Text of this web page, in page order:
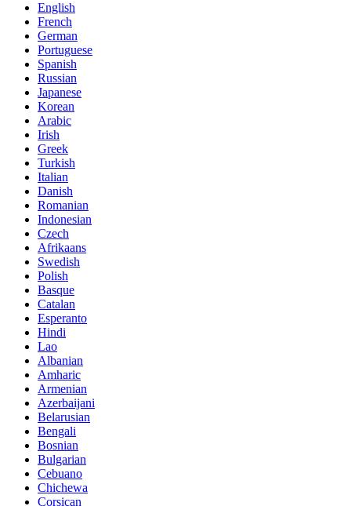
English
French
German
Portuguese
Spanish
Russian
Japanese
Korean
Arabic
Irish
Greek
Turkish
Italian
Danish
Romanian
Indonesian
Czech
Afrikaans
Swedish
Polish
Basque
Catalan
Esperanto
Hindi
Lao
Albanian
Amharic
Armenian
Azerbaijani
Belarusian
Bengali
Bosnian
Bulgarian
Cebuano
Chichewa
Corsican